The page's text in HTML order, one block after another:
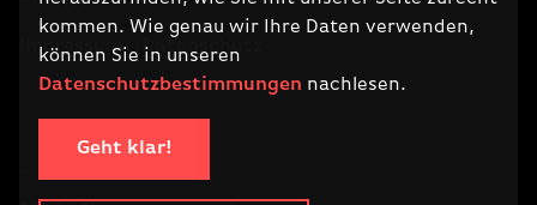
kommen. Wie genau wir Ihre Daten verwenden,
können Sie in unseren
Datenschutzbestimmungen nachlesen.
Geht klar!
Impressum Datenschutz